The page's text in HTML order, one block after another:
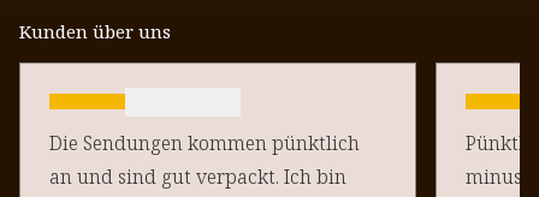
Kunden über uns
Die Sendungen kommen pünktlich
an und sind gut verpackt. Ich bin
Pünktlich
minus